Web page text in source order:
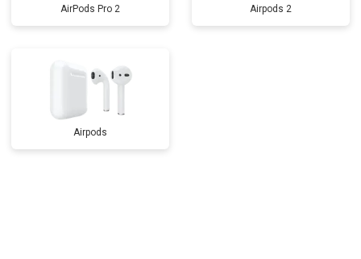
AirPods Pro 2 Airpods 2
Airpods